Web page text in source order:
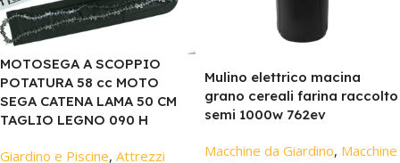
MOTOSEGA A SCOPPIO
POTATURA 58 cc MOTO
SEGA CATENA LAMA 50 CM
TAGLIO LEGNO 090 H
Giardino e Piscine, Attrezzi
Mulino elettrico macina
grano cereali farina raccolto
semi 1000w 762ev
Macchine da Giardino, Macchine